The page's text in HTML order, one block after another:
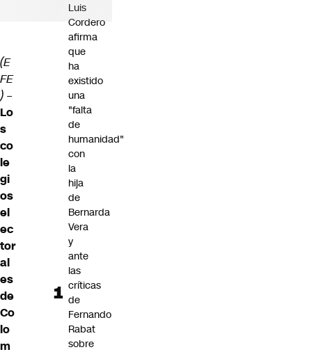
(E
FE
) –
Lo
s
co
le
gi
os
el
ec
tor
al
es
de
Co
lo
m
Luis
Cordero
afirma
que
ha
existido
una
"falta
de
humanidad"
con
la
hija
de
Bernarda
Vera
y
ante
las
críticas
de
Fernando
Rabat
sobre